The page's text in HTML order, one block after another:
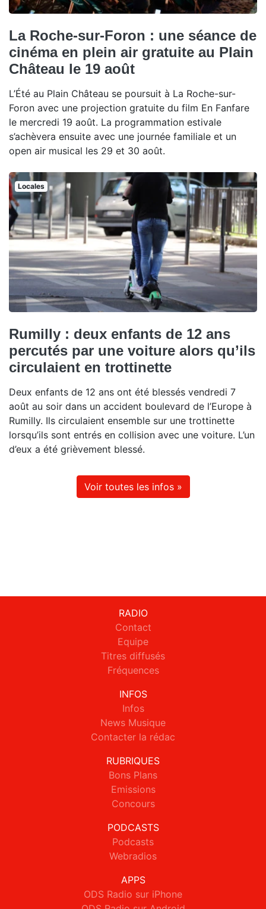
La Roche-sur-Foron : une séance de
cinéma en plein air gratuite au Plain
Château le 19 août
L’Été au Plain Château se poursuit à La Roche-sur-
Foron avec une projection gratuite du film En Fanfare
le mercredi 19 août. La programmation estivale
s’achèvera ensuite avec une journée familiale et un
open air musical les 29 et 30 août.
Locales
Rumilly : deux enfants de 12 ans
percutés par une voiture alors qu’ils
circulaient en trottinette
Deux enfants de 12 ans ont été blessés vendredi 7
août au soir dans un accident boulevard de l’Europe à
Rumilly. Ils circulaient ensemble sur une trottinette
lorsqu’ils sont entrés en collision avec une voiture. L’un
d’eux a été grièvement blessé.
Voir toutes les infos »
RADIO
Contact
Equipe
Titres diffusés
Fréquences
INFOS
Infos
News Musique
Contacter la rédac
RUBRIQUES
Bons Plans
Emissions
Concours
PODCASTS
Podcasts
Webradios
APPS
ODS Radio sur iPhone